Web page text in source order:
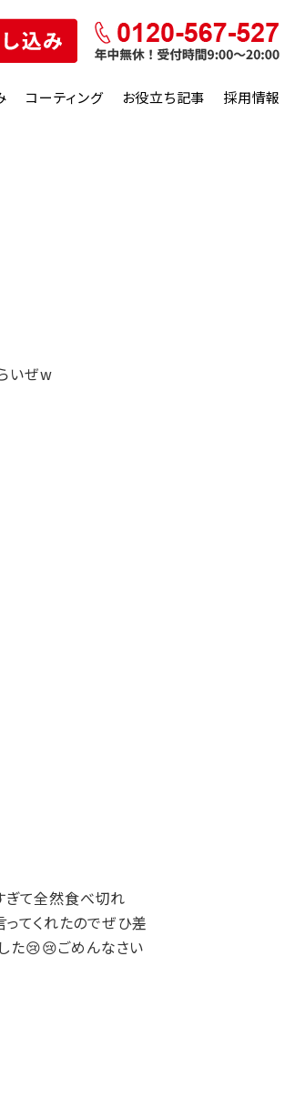
コーティング お役立ち記事 採用情報
いぜw
ぎて全然食べ切れ
てくれたのでぜひ差
た😢😢ごめんなさい